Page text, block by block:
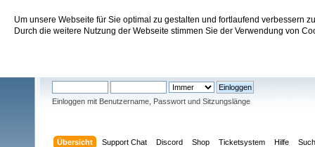
Um unsere Webseite für Sie optimal zu gestalten und fortlaufend verbessern
Durch die weitere Nutzung der Webseite stimmen Sie der Verwendung von
Sundtek Support Forum
Einloggen mit Benutzername, Passwort und Sitzungslänge
Übersicht Support Chat Discord Shop Ticketsystem Hilfe